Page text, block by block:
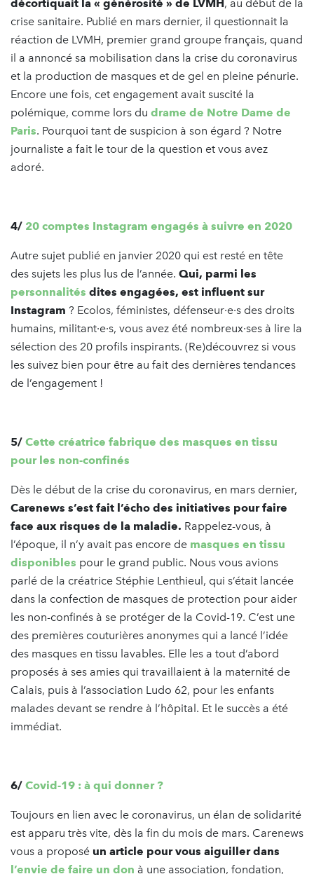
décortiquait la « générosité » de LVMH, au début de la
crise sanitaire. Publié en mars dernier, il questionnait la
réaction de LVMH, premier grand groupe français, quand
il a annoncé sa mobilisation dans la crise du coronavirus
et la production de masques et de gel en pleine pénurie.
Encore une fois, cet engagement avait suscité la
polémique, comme lors du drame de Notre Dame de
Paris. Pourquoi tant de suspicion à son égard ? Notre
journaliste a fait le tour de la question et vous avez
adoré.
4/ 20 comptes Instagram engagés à suivre en 2020
Autre sujet publié en janvier 2020 qui est resté en tête
des sujets les plus lus de l’année. Qui, parmi les
personnalités dites engagées, est influent sur
Instagram ? Ecolos, féministes, défenseur·e·s des droits
humains, militant·e·s, vous avez été nombreux·ses à lire la
sélection des 20 profils inspirants. (Re)découvrez si vous
les suivez bien pour être au fait des dernières tendances
de l’engagement !
5/ Cette créatrice fabrique des masques en tissu
pour les non-confinés
Dès le début de la crise du coronavirus, en mars dernier,
Carenews s’est fait l’écho des initiatives pour faire
face aux risques de la maladie. Rappelez-vous, à
l’époque, il n’y avait pas encore de masques en tissu
disponibles pour le grand public. Nous vous avions
parlé de la créatrice Stéphie Lenthieul, qui s’était lancée
dans la confection de masques de protection pour aider
les non-confinés à se protéger de la Covid-19. C’est une
des premières couturières anonymes qui a lancé l’idée
des masques en tissu lavables. Elle les a tout d’abord
proposés à ses amies qui travaillaient à la maternité de
Calais, puis à l’association Ludo 62, pour les enfants
malades devant se rendre à l’hôpital. Et le succès a été
immédiat.
6/ Covid-19 : à qui donner ?
Toujours en lien avec le coronavirus, un élan de solidarité
est apparu très vite, dès la fin du mois de mars. Carenews
vous a proposé un article pour vous aiguiller dans
l’envie de faire un don à une association, fondation,